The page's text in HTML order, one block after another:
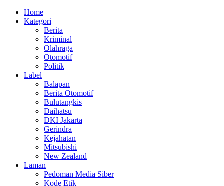
Home
Kategori
Berita
Kriminal
Olahraga
Otomotif
Politik
Label
Balapan
Berita Otomotif
Bulutangkis
Daihatsu
DKI Jakarta
Gerindra
Kejahatan
Mitsubishi
New Zealand
Laman
Pedoman Media Siber
Kode Etik